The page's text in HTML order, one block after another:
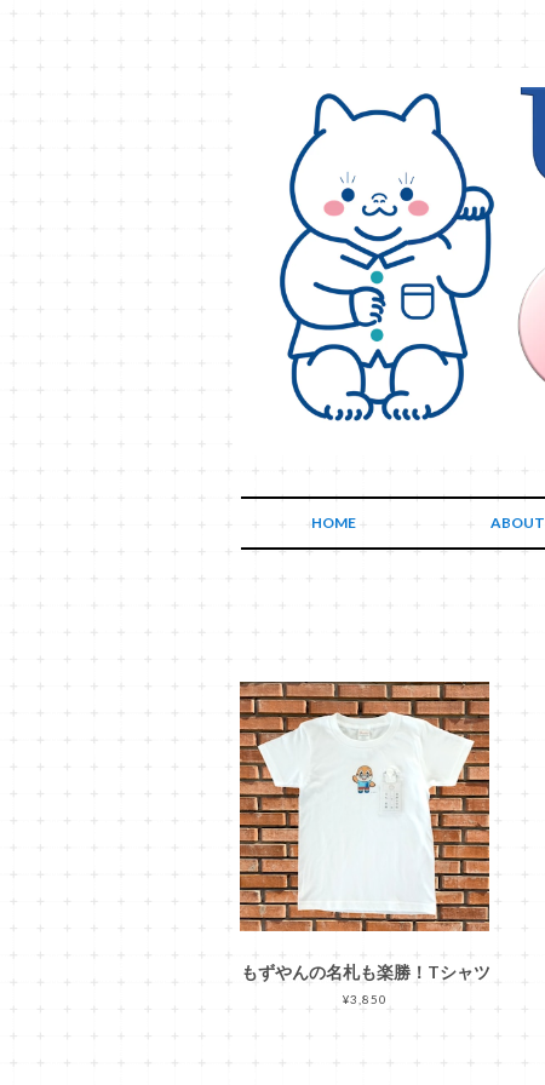
HOME ABOUT
もずやんの名札も楽勝！Tシャツ
¥3,850